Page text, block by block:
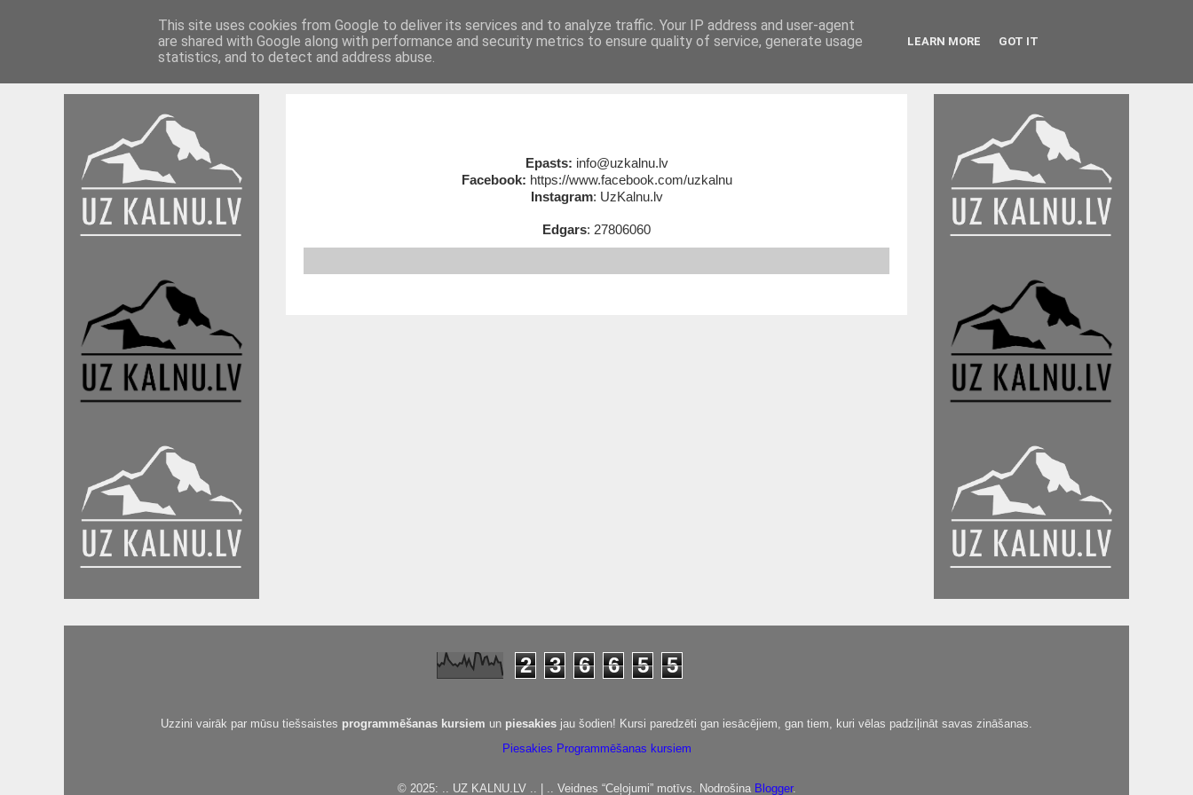
Braucieni 17./18. Braucieni 16./17. Ieteikumi BUJ Kontakti
Epasts: info@uzkalnu.lv
Facebook: https://www.facebook.com/uzkalnu
Instagram: UzKalnu.lv
Edgars: 27806060
2 3 6 6 5 5
Uzzini vairāk par mūsu tiešsaistes programmēšanas kursiem un piesakies jau šodien! Kursi paredzēti gan iesācējiem, gan tiem, kuri vēlas padziļināt savas zināšanas.
Piesakies Programmēšanas kursiem
© 2025: .. UZ KALNU.LV .. | .. Veidnes “Ceļojumi” motīvs. Nodrošina Blogger.
This site uses cookies from Google to deliver its services and to analyze traffic. Your IP address and user-agent
are shared with Google along with performance and security metrics to ensure quality of service, generate usage
statistics, and to detect and address abuse.
LEARN MORE GOT IT